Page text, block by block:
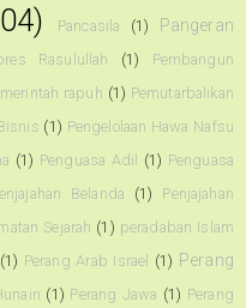
Pancasila (1)
Pangeran
Rasulullah (1)
Pembangun
rapuh (1) Pemutarbalikan
(1) Pengelolaan Hawa Nafsu
(1) Penguasa Adil (1) Penguasa
Belanda (1)
Penjajahan
Sejarah (1) peradaban Islam
(1) Perang Arab Israel (1) Perang
(1) Perang Jawa (1) Perang